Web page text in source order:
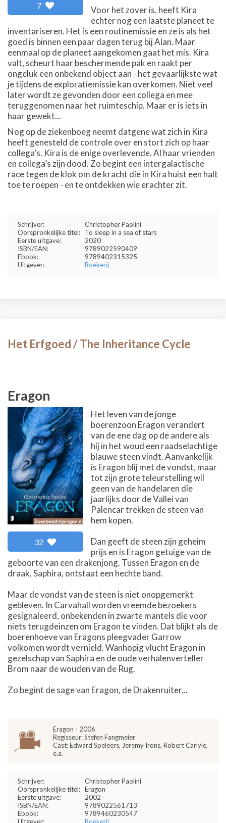
7
Voor het zover is, heeft Kira
echter nog een laatste planeet te
inventariseren. Het is een routinemissie en ze is als het
goed is binnen een paar dagen terug bij Alan. Maar
eenmaal op de planeet aangekomen gaat het mis. Kira
valt, scheurt haar beschermende pak en raakt per
ongeluk een onbekend object aan - het gevaarlijkste wat
je tijdens de exploratiemissie kan overkomen. Niet veel
later wordt ze gevonden door een collega en mee
teruggenomen naar het ruimteschip. Maar er is iets in
haar gewekt...
Nog op de ziekenboeg neemt datgene wat zich in Kira
heeft genesteld de controle over en stort zich op haar
collega’s. Kira is de enige overlevende. Al haar vrienden
en collega’s zijn dood. Zo begint een intergalactische
race tegen de klok om de kracht die in Kira huist een halt
toe te roepen - en te ontdekken wie erachter zit.
Schrijver:
Christopher Paolini
Oorspronkelijke titel:
To sleep in a sea of stars
Eerste uitgave:
2020
ISBN/EAN:
9789022590409
Ebook:
9789402315325
Uitgever:
Boekerij
Het Erfgoed / The Inheritance Cycle
Eragon
32
Het leven van de jonge
boerenzoon Eragon verandert
van de ene dag op de andere als
hij in het woud een raadselachtige
blauwe steen vindt. Aanvankelijk
is Eragon blij met de vondst, maar
tot zijn grote teleurstelling wil
geen van de handelaren die
jaarlijks door de Vallei van
Palencar trekken de steen van
hem kopen.
Dan geeft de steen zijn geheim
prijs en is Eragon getuige van de
geboorte van een drakenjong. Tussen Eragon en de
draak, Saphira, ontstaat een hechte band.
Maar de vondst van de steen is niet onopgemerkt
gebleven. In Carvahall worden vreemde bezoekers
gesignaleerd, onbekenden in zwarte mantels die voor
niets terugdeinzen om Eragon te vinden. Dat blijkt als de
boerenhoeve van Eragons pleegvader Garrow
volkomen wordt vernield. Wanhopig vlucht Eragon in
gezelschap van Saphira en de oude verhalenverteller
Brom naar de wouden van de Rug.
Zo begint de sage van Eragon, de Drakenruiter...
Eragon - 2006
Regisseur: Stefen Fangmeier
Cast: Edward Speleers, Jeremy Irons, Robert Carlyle,
e.a.
Schrijver:
Christopher Paolini
Oorspronkelijke titel: Eragon
Eerste uitgave:
2002
ISBN/EAN:
9789022561713
Ebook:
9789460230547